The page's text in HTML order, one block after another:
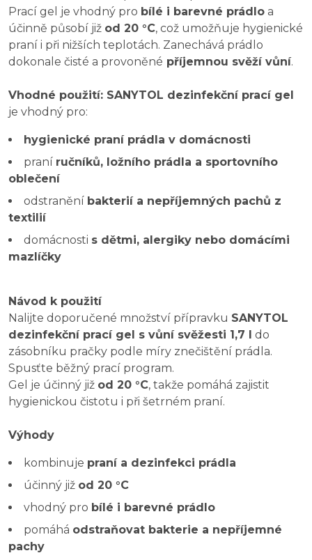
Prací gel je vhodný pro bílé i barevné prádlo a
účinně působí již od 20 °C, což umožňuje hygienické
praní i při nižších teplotách. Zanechává prádlo
dokonale čisté a provoněné příjemnou svěží vůní.
Vhodné použití: SANYTOL dezinfekční prací gel
je vhodný pro:
hygienické praní prádla v domácnosti
praní ručníků, ložního prádla a sportovního
oblečení
odstranění bakterií a nepříjemných pachů z
textilií
domácnosti s dětmi, alergiky nebo domácími
mazlíčky
Návod k použití
Nalijte doporučené množství přípravku SANYTOL
dezinfekční prací gel s vůní svěžesti 1,7 l do
zásobníku pračky podle míry znečištění prádla.
Spusťte běžný prací program.
Gel je účinný již od 20 °C, takže pomáhá zajistit
hygienickou čistotu i při šetrném praní.
Výhody
kombinuje praní a dezinfekci prádla
účinný již od 20 °C
vhodný pro bílé i barevné prádlo
pomáhá odstraňovat bakterie a nepříjemné
pachy